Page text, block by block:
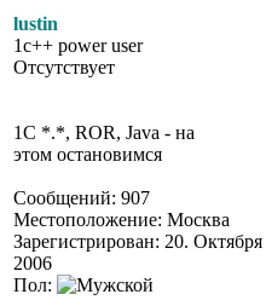
lustin
1c++ power user
Отсутствует
1C *.*, ROR, Java - на
этом остановимся
Сообщений: 907
Местоположение: Москва
Зарегистрирован: 20. Октября
2006
Пол: